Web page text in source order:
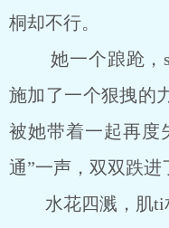
桐却不行。
她一个踉跄，
施加了一个狠拽的
被她带着一起再度
通”一声，双双跌进
水花四溅，肌ti